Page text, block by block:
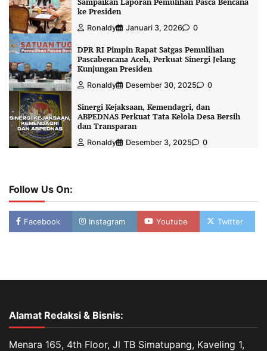
ke Presiden
Ronaldy Januari 3, 2026 0
DPR RI Pimpin Rapat Satgas Pemulihan
Pascabencana Aceh, Perkuat Sinergi Jelang
Kunjungan Presiden
Ronaldy Desember 30, 2025 0
Sinergi Kejaksaan, Kemendagri, dan
ABPEDNAS Perkuat Tata Kelola Desa Bersih
dan Transparan
Ronaldy Desember 3, 2025 0
Follow Us On:
Facebook Instagram Youtube Twitter
Alamat Redaksi & Bisnis:
Menara 165, 4th Floor, Jl TB Simatupang, Kaveling 1,